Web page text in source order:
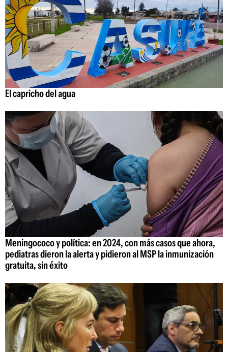
El capricho del agua
Meningococo y política: en 2024, con más casos que ahora,
pediatras dieron la alerta y pidieron al MSP la inmunización
gratuita, sin éxito